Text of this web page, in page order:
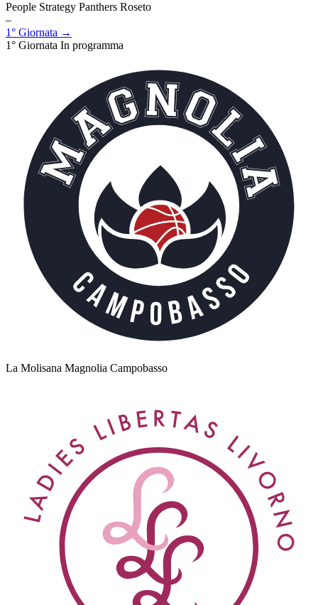
People Strategy Panthers Roseto
–
1° Giornata →
1° Giornata In programma
La Molisana Magnolia Campobasso